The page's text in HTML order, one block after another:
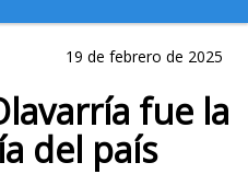
19 de febrero de 2025
fue la
del país